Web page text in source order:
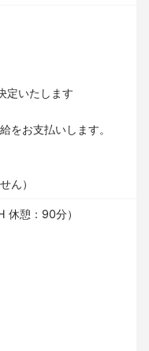
定いたします
をお支払いします。
ん）
休憩：90分）